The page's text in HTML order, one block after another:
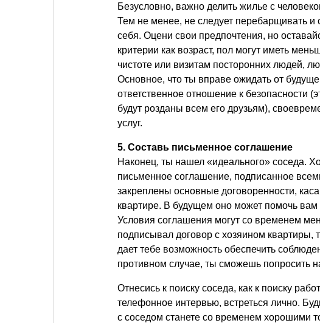
Безусловно, важно делить жилье с
Тем не менее, не следует перебарщивать и
себя. Оцени свои предпочтения, но
критерии как возраст, пол могут иметь
чистоте или визитам посторонних людей,
Основное, что ты вправе ожидать от
ответственное отношение к безопасности
будут розданы всем его друзьям),
услуг.
5. Составь письменное соглашение
Наконец, ты нашел «идеального» соседа.
письменное соглашение, подписанное
закреплены основные договоренности,
квартире. В будущем оно может помочь
Условия соглашения могут со временем
подписывал договор с хозяином квартиры,
дает тебе возможность обеспечить
противном случае, ты сможешь попросить
Отнесись к поиску соседа, как к поиску
телефонное интервью, встреться лично.
с соседом станете со временем хорошими